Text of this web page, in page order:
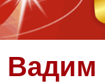
Вадим